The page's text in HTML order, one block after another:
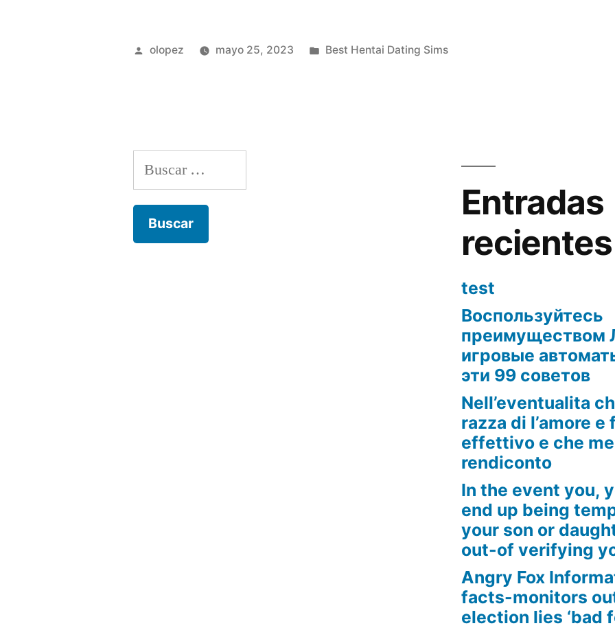
Publicada
olopez mayo 25, 2023
Publicada
Best Hentai Dating Sims
Buscar:
Entradas
recientes
test
Воспользуйтесь
преимуществом
игровые
эти 99 советов
Nell’eventualita
razza di l’amore e
effettivo e che
rendiconto
In the event you,
end up being
your son or
out-of verifying
Angry Fox
facts-monitors
election lies ‘bad